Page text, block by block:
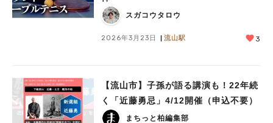
スガコウタロウ
2026年3月23日 流山駅 3
【流山市】子孫が語る講演も！22年続
く「近藤勇忌」4/12開催（申込不要）
まちっと柏編集部